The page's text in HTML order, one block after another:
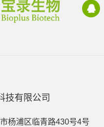
技有限公司
市杨浦区临青路430号4号